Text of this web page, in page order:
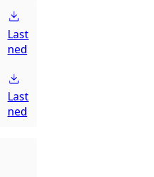
Last
ned
Last
ned